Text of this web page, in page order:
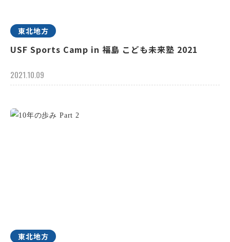
東北地方
USF Sports Camp in 福島 こども未来塾 2021
2021.10.09
東北地方